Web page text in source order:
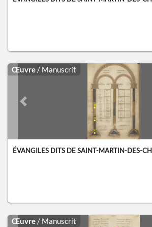
Œuvre / Manuscrit
Previous slide
ÉVANGILES DITS DE SAINT-MARTIN-DES-
Œuvre / Manuscrit